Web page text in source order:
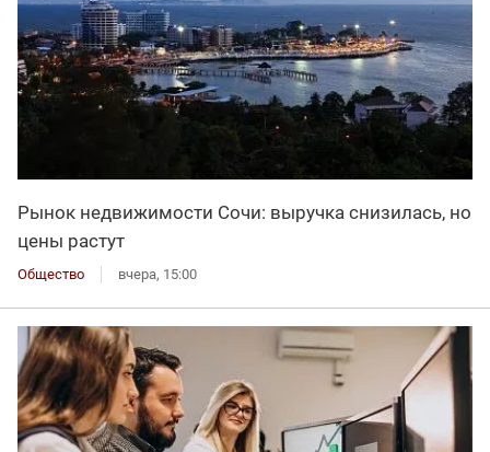
Рынок недвижимости Сочи: выручка снизилась, но
цены растут
Общество вчера, 15:00